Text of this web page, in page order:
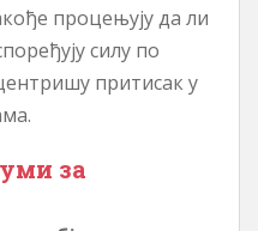
процењују да ли
силу по
притисак у
за